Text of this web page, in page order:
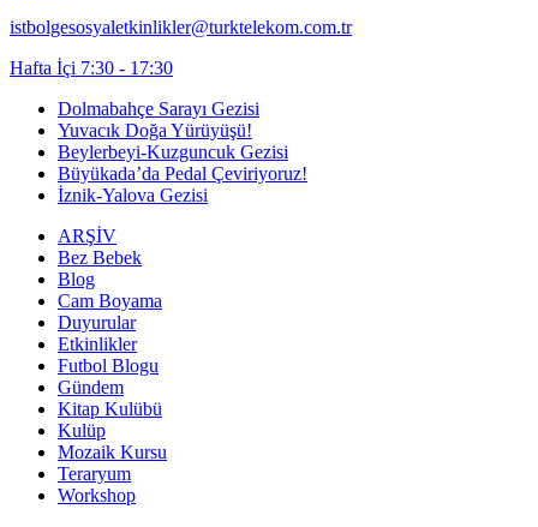
istbolgesosyaletkinlikler@turktelekom.com.tr
Hafta İçi 7:30 - 17:30
Dolmabahçe Sarayı Gezisi
Yuvacık Doğa Yürüyüşü!
Beylerbeyi-Kuzguncuk Gezisi
Büyükada’da Pedal Çeviriyoruz!
İznik-Yalova Gezisi
ARŞİV
Bez Bebek
Blog
Cam Boyama
Duyurular
Etkinlikler
Futbol Blogu
Gündem
Kitap Kulübü
Kulüp
Mozaik Kursu
Teraryum
Workshop